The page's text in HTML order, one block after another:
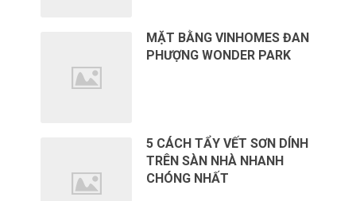
MẶT BẰNG VINHOMES ĐAN
PHƯỢNG WONDER PARK
5 CÁCH TẨY VẾT SƠN DÍNH
TRÊN SÀN NHÀ NHANH
CHÓNG NHẤT